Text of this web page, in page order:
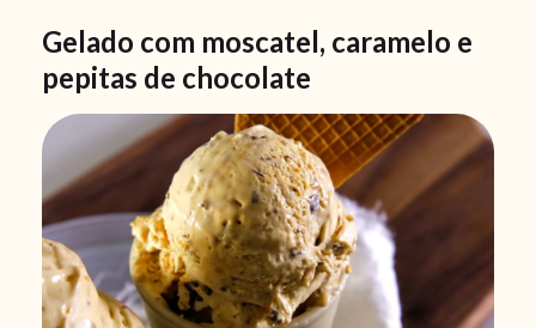
Gelado com moscatel, caramelo e
pepitas de chocolate